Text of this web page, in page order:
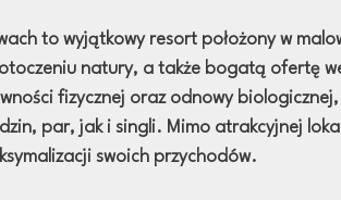
to wyjątkowy resort położony w
natury, a także bogatą ofertę
fizycznej oraz odnowy
par, jak i singli. Mimo atrakcyjnej
swoich przychodów.